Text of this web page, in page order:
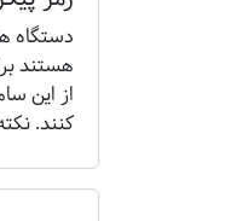
دستگاه
هستند
از این
کنند.